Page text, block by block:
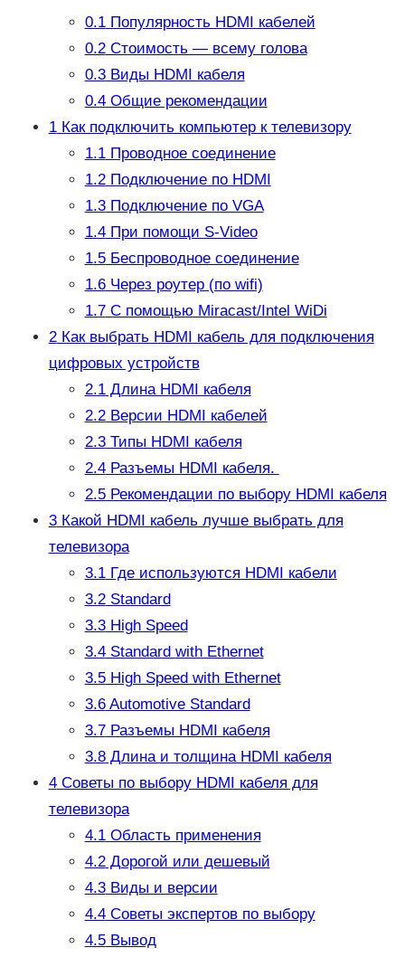
0.1Популярность HDMI кабелей
0.2Стоимость — всему голова
0.3Виды HDMI кабеля
0.4Общие рекомендации
1Как подключить компьютер к телевизору
1.1Проводное соединение
1.2Подключение по HDMI
1.3Подключение по VGA
1.4При помощи S-Video
1.5Беспроводное соединение
1.6Через роутер (по wifi)
1.7С помощью Miracast/Intel WiDi
2Как выбрать HDMI кабель для подключения
цифровых устройств
2.1Длина HDMI кабеля
2.2Версии HDMI кабелей
2.3Типы HDMI кабеля
2.4Разъемы HDMI кабеля.
2.5Рекомендации по выбору HDMI кабеля
3Какой HDMI кабель лучше выбрать для
телевизора
3.1Где используются HDMI кабели
3.2Standard
3.3High Speed
3.4Standard with Ethernet
3.5High Speed with Ethernet
3.6Automotive Standard
3.7Разъемы HDMI кабеля
3.8Длина и толщина HDMI кабеля
4Советы по выбору HDMI кабеля для
телевизора
4.1Область применения
4.2Дорогой или дешевый
4.3Виды и версии
4.4Советы экспертов по выбору
4.5Вывод